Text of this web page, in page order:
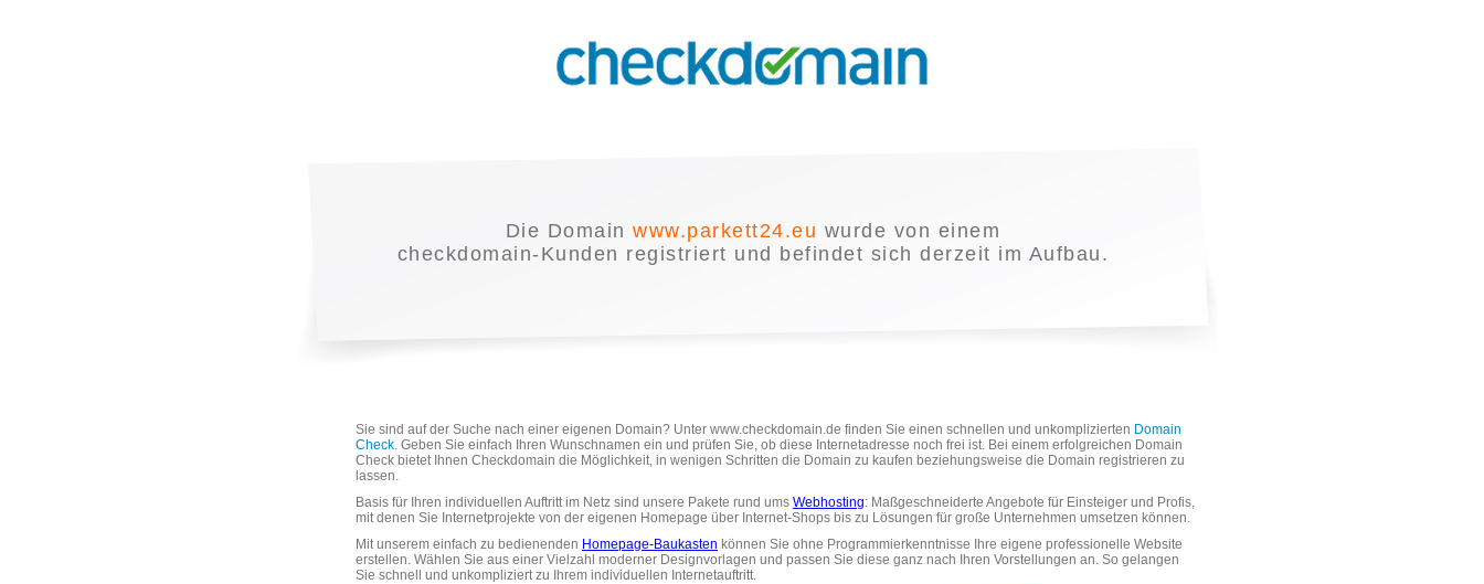
Die Domainwww.parkett24.eu wurde von einem
checkdomain-Kunden registriert und befindet sich derzeit im Aufbau.
Sie sind auf der Suche nach einer eigenen Domain? Unter www.checkdomain.de finden Sie einen schnellen und unkomplizierten Domain
Check. Geben Sie einfach Ihren Wunschnamen ein und prüfen Sie, ob diese Internetadresse noch frei ist. Bei einem erfolgreichen Domain
Check bietet Ihnen Checkdomain die Möglichkeit, in wenigen Schritten die Domain zu kaufen beziehungsweise die Domain registrieren zu
lassen.
Basis für Ihren individuellen Auftritt im Netz sind unsere Pakete rund ums Webhosting: Maßgeschneiderte Angebote für Einsteiger und Profis,
mit denen Sie Internetprojekte von der eigenen Homepage über Internet-Shops bis zu Lösungen für große Unternehmen umsetzen können.
Mit unserem einfach zu bedienenden Homepage-Baukasten können Sie ohne Programmierkenntnisse Ihre eigene professionelle Website
erstellen. Wählen Sie aus einer Vielzahl moderner Designvorlagen und passen Sie diese ganz nach Ihren Vorstellungen an. So gelangen
Sie schnell und unkompliziert zu Ihrem individuellen Internetauftritt.